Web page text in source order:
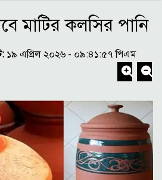
মাটির কলসির পানি
১৯ এপ্রিল ২০২৬ - ০৯:৪১:৫৭ পিএম